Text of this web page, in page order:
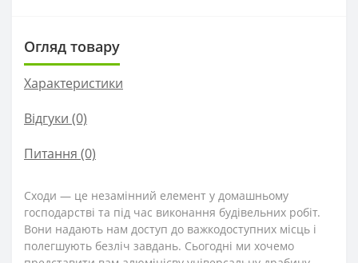
Огляд товару
Характеристики
Відгуки (0)
Питання (0)
Сходи — це незамінний елемент у домашньому
господарстві та під час виконання будівельних робіт.
Вони надають нам доступ до важкодоступних місць і
полегшують безліч завдань. Сьогодні ми хочемо